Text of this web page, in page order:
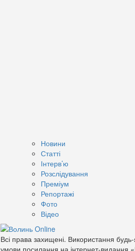
Новини
Статті
Інтерв’ю
Розслідування
Преміум
Репортажі
Фото
Відео
Всі права захищені. Використання